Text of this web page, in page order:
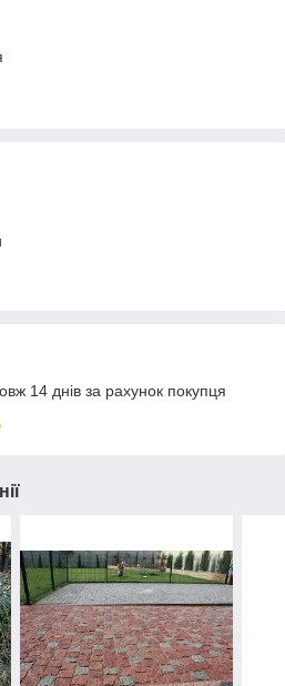
14 днів за рахунок покупця